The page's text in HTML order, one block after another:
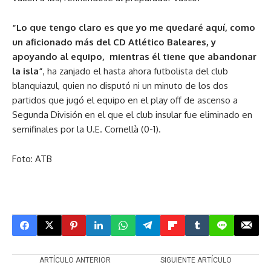
“Lo que tengo claro es que yo me quedaré aquí, como
un aficionado más del CD Atlético Baleares, y
apoyando al equipo, mientras él tiene que abandonar
la isla”, ha zanjado el hasta ahora futbolista del club
blanquiazul, quien no disputó ni un minuto de los dos
partidos que jugó el equipo en el play off de ascenso a
Segunda División en el que el club insular fue eliminado en
semifinales por la U.E. Cornellà (0-1).
Foto: ATB
ARTÍCULO ANTERIOR SIGUIENTE ARTÍCULO